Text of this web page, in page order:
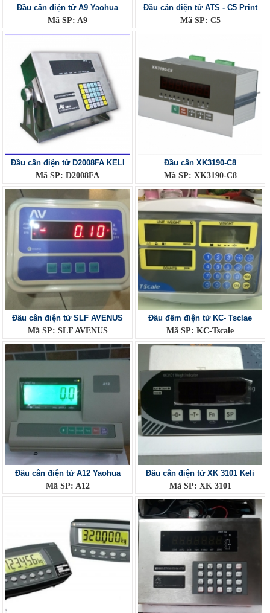
Đầu cân điện tử A9 Yaohua
Mã SP: A9
Đầu cân điện tử ATS - C5 Print
Mã SP: C5
Đầu cân điện tử D2008FA KELI
Mã SP: D2008FA
Đầu cân XK3190-C8
Mã SP: XK3190-C8
Đầu cân điện tử SLF AVENUS
Mã SP: SLF AVENUS
Đầu đếm điện tử KC- Tsclae
Mã SP: KC-Tscale
Đầu cân điện tử A12 Yaohua
Mã SP: A12
Đầu cân điện tử XK 3101 Keli
Mã SP: XK 3101